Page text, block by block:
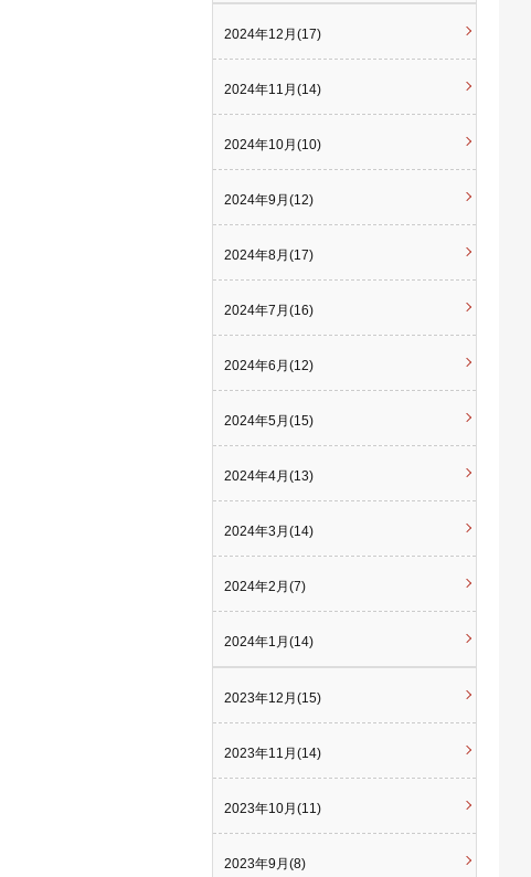
2024年12月(17)
2024年11月(14)
2024年10月(10)
2024年9月(12)
2024年8月(17)
2024年7月(16)
2024年6月(12)
2024年5月(15)
2024年4月(13)
2024年3月(14)
2024年2月(7)
2024年1月(14)
2023年12月(15)
2023年11月(14)
2023年10月(11)
2023年9月(8)